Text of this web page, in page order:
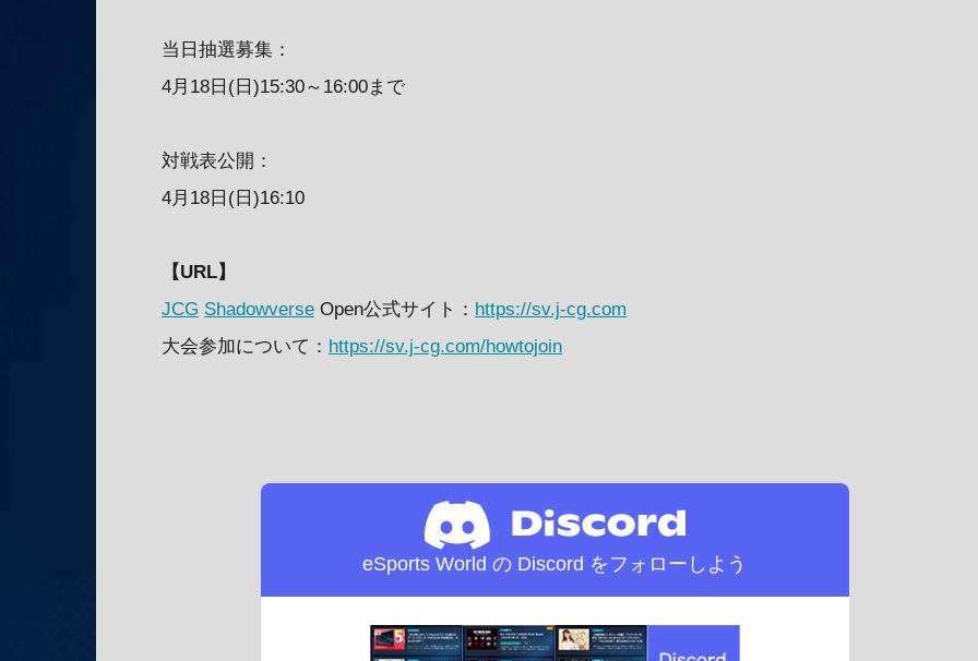
当日抽選募集：
4月18日(日)15:30～16:00まで
対戦表公開：
4月18日(日)16:10
【URL】
JCG Shadowverse Open公式サイト： https://sv.j-cg.com
大会参加について： https://sv.j-cg.com/howtojoin
eSports World の Discord をフォローしよう